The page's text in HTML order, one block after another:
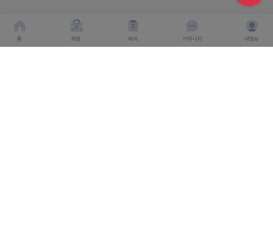
홈 채용 비자 커뮤니티 내정보